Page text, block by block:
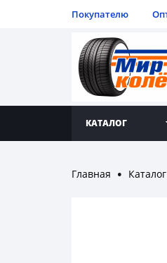
Покупателю
КАТАЛОГ
Главная ● Каталог